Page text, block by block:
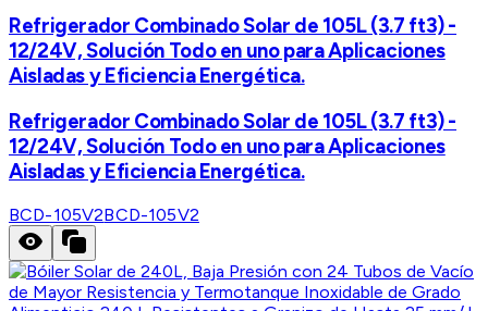
Refrigerador Combinado Solar de 105L (3.7 ft3) -
12/24V, Solución Todo en uno para Aplicaciones
Aisladas y Eficiencia Energética.
Refrigerador Combinado Solar de 105L (3.7 ft3) -
12/24V, Solución Todo en uno para Aplicaciones
Aisladas y Eficiencia Energética.
BCD-105V2BCD-105V2